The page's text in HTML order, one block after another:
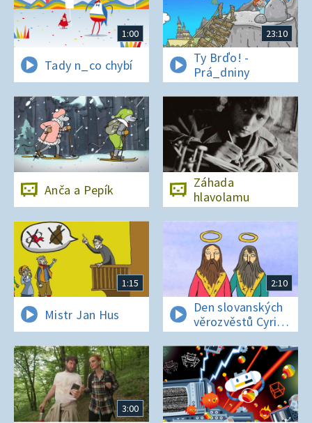
1:00
Tady n_co chybí
23:10
Ty Brďo! -
Prá_dniny
Anča a Pepík
Záhada
hlavolamu
1:15
Mistr Jan Hus
2:10
Den slovanských
věrozvěstů Cyrila
a Metoděje
3:00